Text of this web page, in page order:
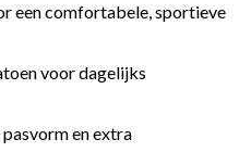
een comfortabele, sportieve
voor dagelijks
en extra